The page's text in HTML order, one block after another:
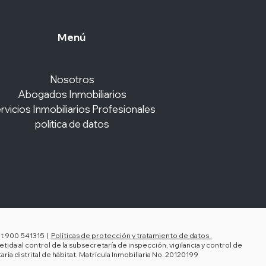
Menú
Nosotros
Abogados Inmobiliarios
Inmobiliarios Profesionales
politica de datos
900 541315 | Políticas de protección y tratamiento de datos .
al control de la subsecretaría de inspección, vigilancia y control de
distrital de hábitat. Matrícula Inmobiliaria No. 20120199